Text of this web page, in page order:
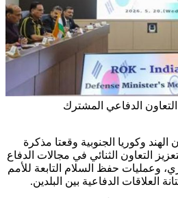
التعاون الدفاعي المشترك
الهند وكوريا الجنوبية وقعتا مذكرة
التعاون الثنائي في مجالات الدفاع
وعمليات حفظ السلام التابعة للأمم
العلاقات الدفاعية بين البلدين.